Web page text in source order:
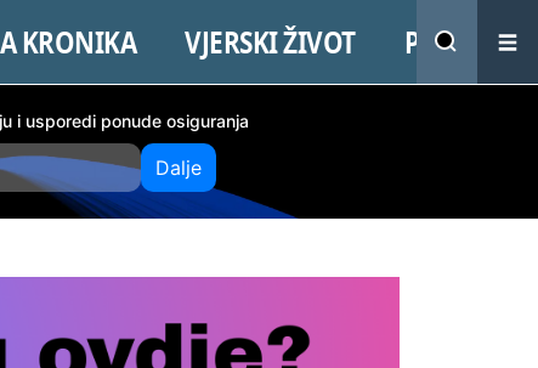
KRONIKA VJERSKI ŽIVOT PROMO
i usporedi ponude osiguranja
Dalje